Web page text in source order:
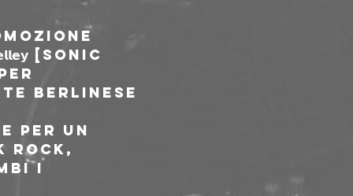
[Sonic
berlinese
per un
rock,
i